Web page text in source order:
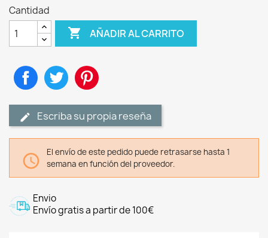
Cantidad
 AÑADIR AL CARRITO
CompartirTuitear
Escriba su propia reseña

El envío de este pedido puede retrasarse hasta 1
semana en función del proveedor.
Envio
Envío gratis a partir de 100€